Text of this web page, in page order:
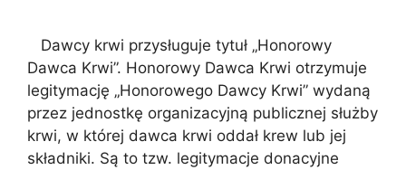
Dawcy krwi przysługuje tytuł „Honorowy
Dawca Krwi”. Honorowy Dawca Krwi otrzymuje
legitymację „Honorowego Dawcy Krwi” wydaną
przez jednostkę organizacyjną publicznej służby
krwi, w której dawca krwi oddał krew lub jej
składniki. Są to tzw. legitymacje donacyjne